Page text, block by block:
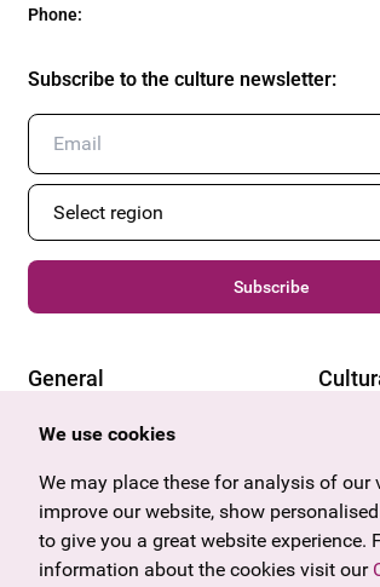
Phone:
Subscribe to the culture newsletter:
Subscribe
General
Offers & News
Gift voucher
Frequently asked questions
Upper
We use cookies
We may place these for analysis of our
improve our website, show
to give you a great website experience.
information about the cookies visit our